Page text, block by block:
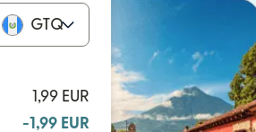
GTQ
1,99 EUR
-1,99 EUR